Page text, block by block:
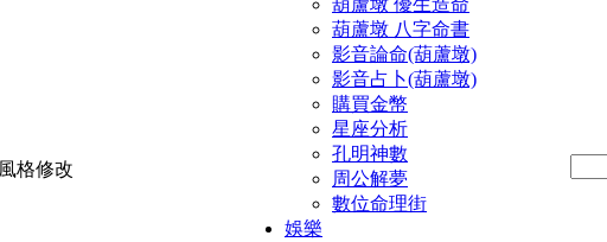
葫蘆墩 優生造命
葫蘆墩 八字命書
影音論命(葫蘆墩)
影音占卜(葫蘆墩)
購買金幣
星座分析
孔明神數
周公解夢
數位命理街
娛樂